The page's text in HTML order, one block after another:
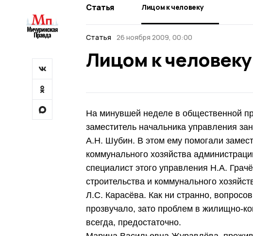
Статья Лицом к человеку
Статья
26 ноября 2009, 00:00
Лицом к человеку
На минувшей неделе в общественной
заместитель начальника управления
А.Н. Шубин. В этом ему помогали
коммунального хозяйства
специалист этого управления Н.А.
строительства и коммунального
Л.С. Карасёва. Как ни странно,
прозвучало, зато проблем в жилищно-
всегда, предостаточно.